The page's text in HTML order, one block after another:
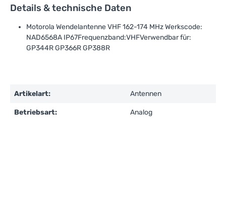
Details & technische Daten
Motorola Wendelantenne VHF 162-174 MHz Werkscode:
NAD6568A IP67Frequenzband:VHFVerwendbar für:
GP344R GP366R GP388R
Artikelart: Antennen
Betriebsart: Analog